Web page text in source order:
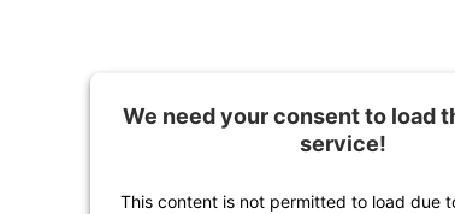
We need your consent to load
service!
This content is not permitted to load due